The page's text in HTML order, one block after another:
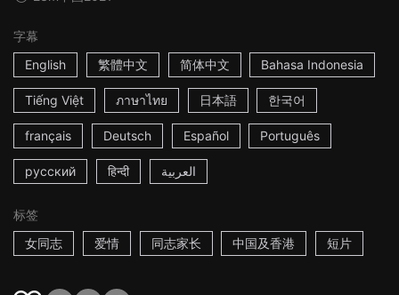
字幕
English
繁體中文 简体中文 Bahasa Indonesia
Tiếng Việt ภาษาไทย 日本語 한국어
français Deutsch Español Português
русский हिन्दी العربية
标签
女同志
爱情 同志家长 中国及香港 短片